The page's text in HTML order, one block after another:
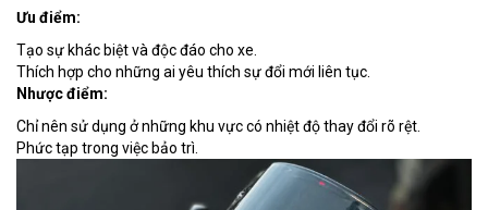
Ưu điểm:
Tạo sự khác biệt và độc đáo cho xe.
Thích hợp cho những ai yêu thích sự đổi mới liên tục.
Nhược điểm:
Chỉ nên sử dụng ở những khu vực có nhiệt độ thay đổi rõ rệt.
Phức tạp trong việc bảo trì.